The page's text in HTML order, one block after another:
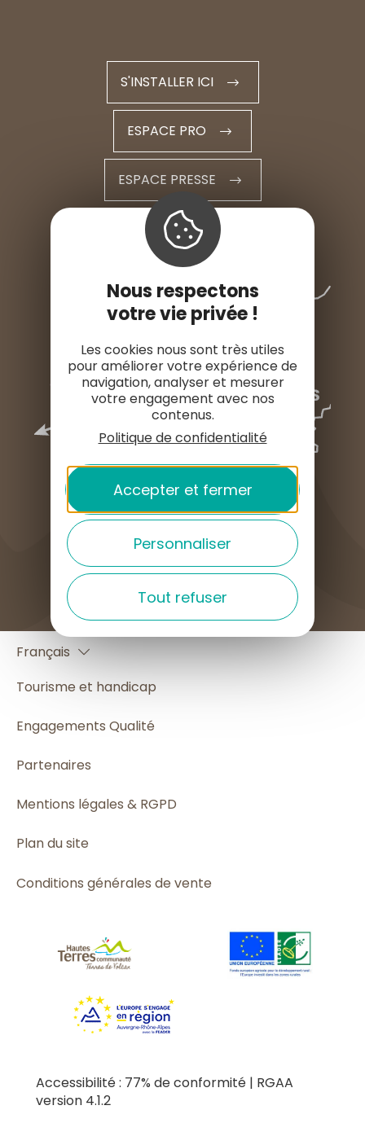
S'INSTALLER ICI
ESPACE PRO
ESPACE PRESSE
Français
English
Español
Tourisme et handicap
Engagements Qualité
Partenaires
Mentions légales & RGPD
Plan du site
Conditions générales de vente
Accessibilité : 77% de conformité | RGAA
version 4.1.2
Nous respectons
votre vie privée !
Les cookies nous sont très utiles
pour améliorer votre expérience de
navigation, analyser et mesurer
votre engagement avec nos
contenus.
Politique de confidentialité
Accepter et fermer
Personnaliser
Tout refuser